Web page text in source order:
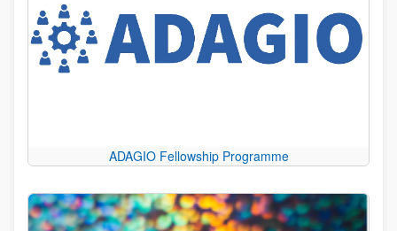
ADAGIO Fellowship Programme